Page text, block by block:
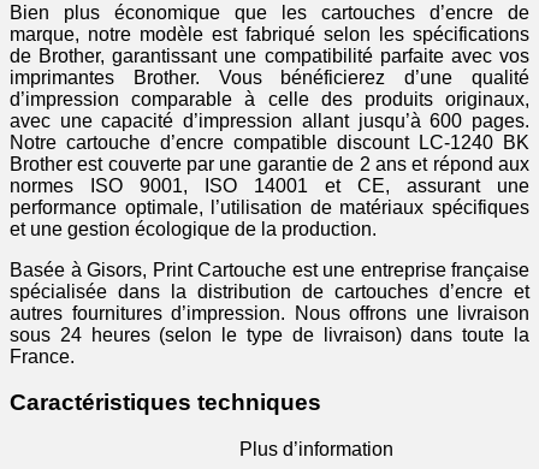
Bien plus économique que les cartouches d’encre de
marque, notre modèle est fabriqué selon les spécifications
de Brother, garantissant une compatibilité parfaite avec vos
imprimantes Brother. Vous bénéficierez d’une qualité
d’impression comparable à celle des produits originaux,
avec une capacité d’impression allant jusqu’à 600 pages.
Notre cartouche d’encre compatible discount LC-1240 BK
Brother est couverte par une garantie de 2 ans et répond aux
normes ISO 9001, ISO 14001 et CE, assurant une
performance optimale, l’utilisation de matériaux spécifiques
et une gestion écologique de la production.
Basée à Gisors, Print Cartouche est une entreprise française
spécialisée dans la distribution de cartouches d’encre et
autres fournitures d’impression. Nous offrons une livraison
sous 24 heures (selon le type de livraison) dans toute la
France.
Caractéristiques techniques
Plus d’information